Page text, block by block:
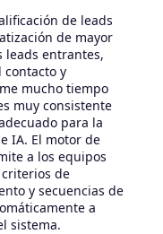
de leads
de mayor
leads entrantes,
y
mucho tiempo
muy consistente
para la
IA. El motor de
a los equipos
de
y secuencias de
a
sistema.